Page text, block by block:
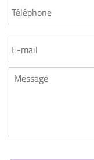
MESSAGE *